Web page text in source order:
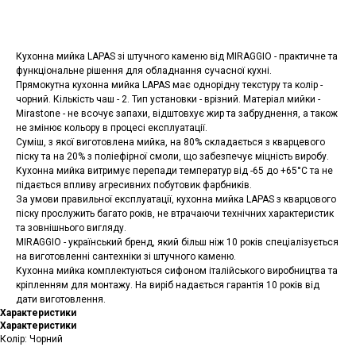
Кухонна мийка LAPAS зі штучного каменю від MIRAGGIO - практичне та
функціональне рішення для обладнання сучасної кухні.
Прямокутна кухонна мийка LAPAS має однорідну текстуру та колір -
чорний. Кількість чаш - 2. Тип установки - врізний. Матеріал мийки -
Mirastone - не всочує запахи, відштовхує жир та забруднення, а також
не змінює кольору в процесі експлуатації.
Суміш, з якої виготовлена мийка, на 80% складається з кварцевого
піску та на 20% з поліефірної смоли, що забезпечує міцність виробу.
Кухонна мийка витримує перепади температур від -65 до +65°C та не
підається впливу агресивних побутовик фарбників.
За умови правильної експлуатації, кухонна мийка LAPAS з кварцового
піску прослужить багато років, не втрачаючи технічних характеристик
та зовнішнього вигляду.
MIRAGGIO - український бренд, який більш ніж 10 років спеціалізується
на виготовленні сантехніки зі штучного каменю.
Кухонна мийка комплектуються сифоном італійського виробництва та
кріпленням для монтажу. На виріб надається гарантія 10 років від
дати виготовлення.
Характеристики
Характеристики
Колір: Чорний